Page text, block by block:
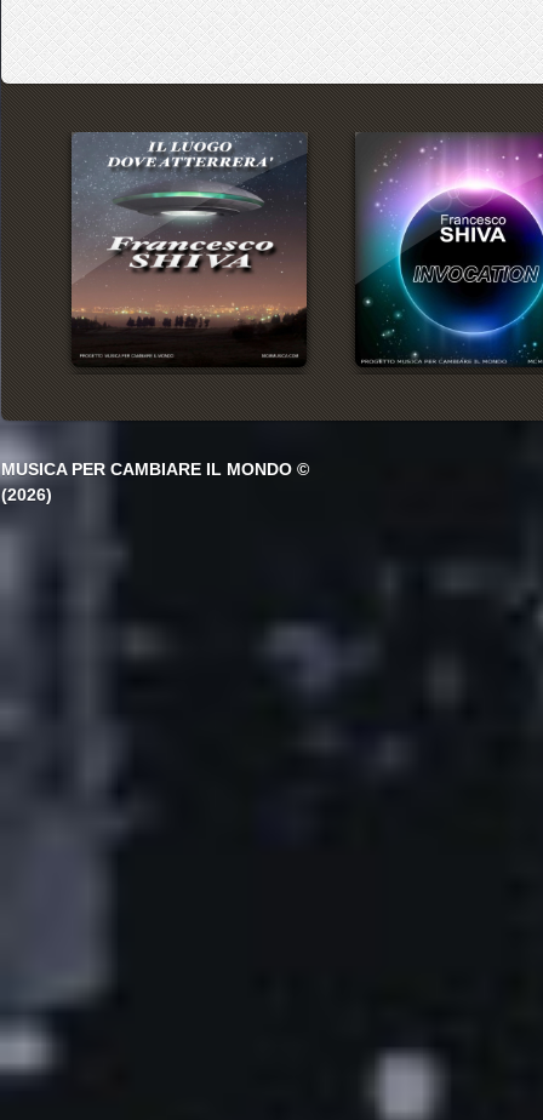
MUSICA PER CAMBIARE IL MONDO ©
(2026)